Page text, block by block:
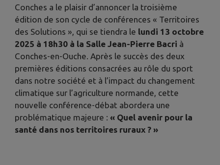
Conches a le plaisir d’annoncer la troisième
édition de son cycle de conférences « Territoires
des Solutions », qui se tiendra le lundi 13 octobre
2025 à 18h30 à la Salle Jean-Pierre Bacri à
Conches-en-Ouche. Après le succès des deux
premières éditions consacrées au rôle du sport
dans notre société et à l’impact du changement
climatique sur l’agriculture normande, cette
nouvelle conférence-débat abordera une
problématique majeure : « Quel avenir pour la
santé dans nos territoires ruraux ? »